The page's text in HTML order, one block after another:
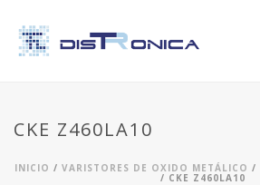
CKE Z460LA10
INICIO / VARISTORES DE OXIDO METÁLICO /
/ CKE Z460LA10